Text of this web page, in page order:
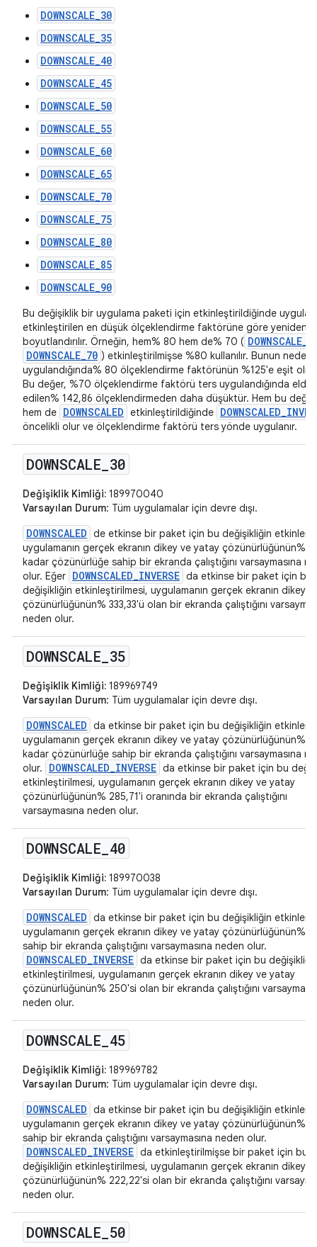
DOWNSCALE_30
DOWNSCALE_35
DOWNSCALE_40
DOWNSCALE_45
DOWNSCALE_50
DOWNSCALE_55
DOWNSCALE_60
DOWNSCALE_65
DOWNSCALE_70
DOWNSCALE_75
DOWNSCALE_80
DOWNSCALE_85
DOWNSCALE_90
Bu değişiklik bir uygulama paketi için etkinleştirildiğinde
etkinleştirilen en düşük ölçeklendirme faktörüne göre yeniden
boyutlandırılır. Örneğin, hem% 80 hem de% 70 (
DOWNSCALE_70 ) etkinleştirilmişse %80 kullanılır. Bunun
uygulandığında% 80 ölçeklendirme faktörünün %125'e eşit
Bu değer, %70 ölçeklendirme faktörü ters uygulandığında elde
edilen% 142,86 ölçeklendirmeden daha düşüktür. Hem bu
hem de DOWNSCALED etkinleştirildiğinde
öncelikli olur ve ölçeklendirme faktörü ters yönde uygulanır.
DOWNSCALE 30
Değişiklik Kimliği: 189970040
Varsayılan Durum: Tüm uygulamalar için devre dışı.
DOWNSCALED de etkinse bir paket için bu değişikliğin
uygulamanın gerçek ekranın dikey ve yatay çözünürlüğünün%
kadar çözünürlüğe sahip bir ekranda çalıştığını varsaymasına
olur. Eğer DOWNSCALED_INVERSE da etkinse bir paket için bu
değişikliğin etkinleştirilmesi, uygulamanın gerçek ekranın dikey
çözünürlüğünün% 333,33'ü olan bir ekranda çalıştığını
neden olur.
DOWNSCALE 35
Değişiklik Kimliği: 189969749
Varsayılan Durum: Tüm uygulamalar için devre dışı.
DOWNSCALED da etkinse bir paket için bu değişikliğin
uygulamanın gerçek ekranın dikey ve yatay çözünürlüğünün%
kadar çözünürlüğe sahip bir ekranda çalıştığını varsaymasına
olur.
DOWNSCALED_INVERSE da etkinse bir paket için bu
etkinleştirilmesi, uygulamanın gerçek ekranın dikey ve yatay
çözünürlüğünün% 285,71'i oranında bir ekranda çalıştığını
varsaymasına neden olur.
DOWNSCALE 40
Değişiklik Kimliği: 189970038
Varsayılan Durum: Tüm uygulamalar için devre dışı.
DOWNSCALED da etkinse bir paket için bu değişikliğin
uygulamanın gerçek ekranın dikey ve yatay çözünürlüğünün%
sahip bir ekranda çalıştığını varsaymasına neden olur.
DOWNSCALED_INVERSE da etkinse bir paket için bu
etkinleştirilmesi, uygulamanın gerçek ekranın dikey ve yatay
çözünürlüğünün% 250'si olan bir ekranda çalıştığını
neden olur.
DOWNSCALE 45
Değişiklik Kimliği: 189969782
Varsayılan Durum: Tüm uygulamalar için devre dışı.
DOWNSCALED da etkinse bir paket için bu değişikliğin
uygulamanın gerçek ekranın dikey ve yatay çözünürlüğünün%
sahip bir ekranda çalıştığını varsaymasına neden olur.
DOWNSCALED_INVERSE da etkinleştirilmişse bir paket için bu
değişikliğin etkinleştirilmesi, uygulamanın gerçek ekranın dikey
çözünürlüğünün% 222,22'si olan bir ekranda çalıştığını
neden olur.
DOWNSCALE 50